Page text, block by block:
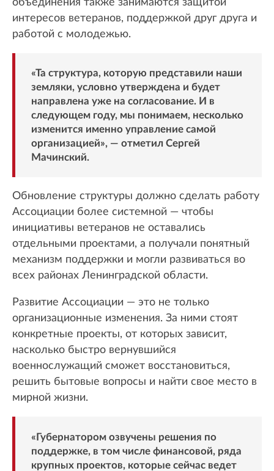
объединения также занимаются защитой
интересов ветеранов, поддержкой друг друга и
работой с молодежью.
«Та структура, которую представили наши
земляки, условно утверждена и будет
направлена уже на согласование. И в
следующем году, мы понимаем, несколько
изменится именно управление самой
организацией», — отметил Сергей
Мачинский.
Обновление структуры должно сделать работу
Ассоциации более системной — чтобы
инициативы ветеранов не оставались
отдельными проектами, а получали понятный
механизм поддержки и могли развиваться во
всех районах Ленинградской области.
Развитие Ассоциации — это не только
организационные изменения. За ними стоят
конкретные проекты, от которых зависит,
насколько быстро вернувшийся
военнослужащий сможет восстановиться,
решить бытовые вопросы и найти свое место в
мирной жизни.
«Губернатором озвучены решения по
поддержке, в том числе финансовой, ряда
крупных проектов, которые сейчас ведет